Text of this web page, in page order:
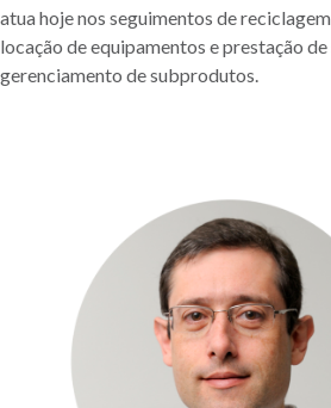
atua hoje nos seguimentos de
locação de equipamentos e prestação
gerenciamento de subprodutos.